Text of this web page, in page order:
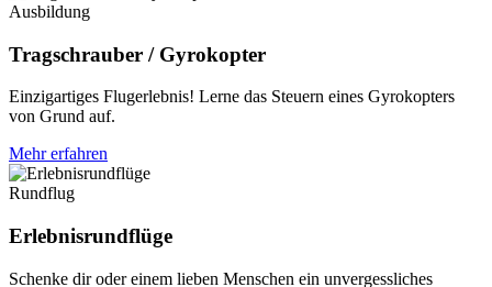
Ausbildung
Tragschrauber / Gyrokopter
Einzigartiges Flugerlebnis! Lerne das Steuern eines Gyrokopters
von Grund auf.
Mehr erfahren
Rundflug
Erlebnisrundflüge
Schenke dir oder einem lieben Menschen ein unvergessliches